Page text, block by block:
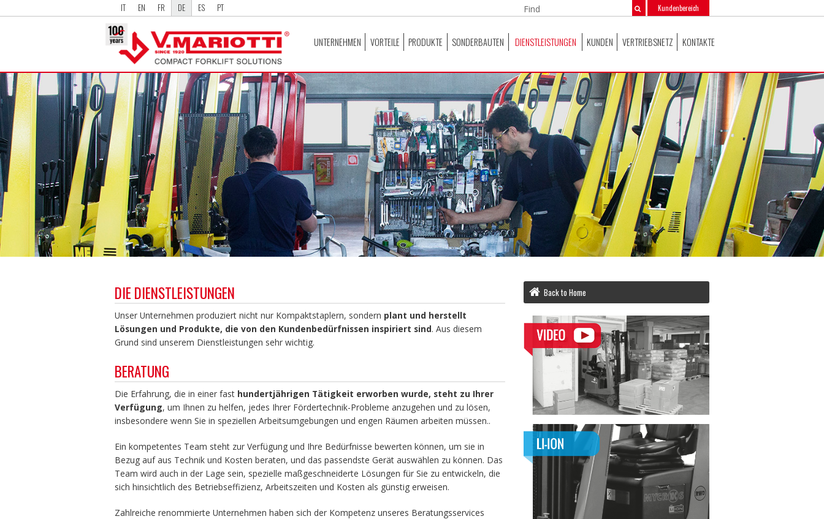
IT EN FR DE ES PT Kundenbereich
UNTERNEHMEN VORTEILE PRODUKTE SONDERBAUTEN DIENSTLEISTUNGEN KUNDEN VERTRIEBSNETZ KONTAKTE
DIE DIENSTLEISTUNGEN
Unser Unternehmen produziert nicht nur Kompaktstaplern, sondern plant und herstellt
Lösungen und Produkte, die von den Kundenbedürfnissen inspiriert sind. Aus diesem
Grund sind unserem Dienstleistungen sehr wichtig.
BERATUNG
Die Erfahrung, die in einer fast hundertjährigen Tätigkeit erworben wurde, steht zu Ihrer
Verfügung, um Ihnen zu helfen, jedes Ihrer Fördertechnik-Probleme anzugehen und zu lösen,
insbesondere wenn Sie in speziellen Arbeitsumgebungen und engen Räumen arbeiten müssen..
Ein kompetentes Team steht zur Verfügung und Ihre Bedürfnisse bewerten können, um sie in
Bezug auf aus Technik und Kosten beraten, und das passendste Gerät auswählen zu können. Das
Team wird auch in der Lage sein, spezielle maßgeschneiderte Lösungen für Sie zu entwickeln, die
sich hinsichtlich des Betriebseffizienz, Arbeitszeiten und Kosten als günstig erweisen.
Zahlreiche renommierte Unternehmen haben sich der Kompetenz unseres Beratungsservices
Back to Home